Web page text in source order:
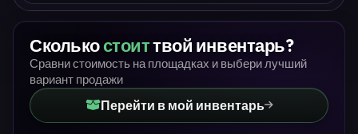
Сколькостоиттвой инвентарь?
Сравни стоимость на площадках и выбери лучший
вариант продажи
Перейти в мой инвентарь